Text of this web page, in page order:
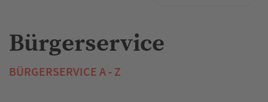
Bürgerservice
BÜRGERSERVICE A - Z